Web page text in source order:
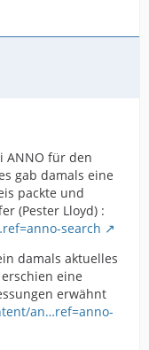
ANNO für den
gab damals eine
packte und
(Pester Lloyd) :
search
damals aktuelles
eine
erwähnt
an…ref=anno-